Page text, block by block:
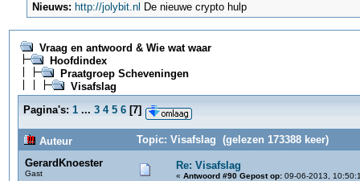
Nieuws: http://jolybit.nl De nieuwe crypto hulp
Vraag en antwoord & Wie wat waar
Hoofdindex
Praatgroep Scheveningen
Visafslag
Pagina's: 1 ... 3 4 5 6[7]
Auteur
Topic: Visafslag (gelezen 173388 keer)
GerardKnoester
Gast
Re: Visafslag
« Antwoord #90 Gepost op:09-06-2013,